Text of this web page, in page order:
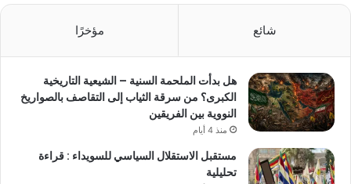
شائع مؤخرًا
هل بدأت الملحمة السنية – الشيعية التاريخية
الكبرى؟ من سرقة الثياب إلى التقاصف بالصواريخ
النووية بين الفريقين
منذ 4 أيام
مستقبل الاستقلال السياسي للسويداء : قراءة
تحليلية